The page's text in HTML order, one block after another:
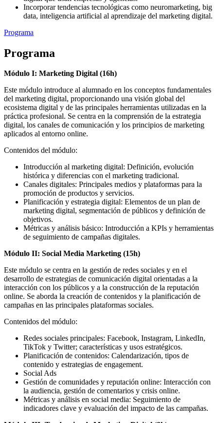
Incorporar tendencias tecnológicas como neuromarketing, big
data, inteligencia artificial al aprendizaje del marketing digital.
Programa
Programa
Módulo I: Marketing Digital (16h)
Este módulo introduce al alumnado en los conceptos fundamentales
del marketing digital, proporcionando una visión global del
ecosistema digital y de las principales herramientas utilizadas en la
práctica profesional. Se centra en la comprensión de la estrategia
digital, los canales de comunicación y los principios de marketing
aplicados al entorno online.
Contenidos del módulo:
Introducción al marketing digital: Definición, evolución
histórica y diferencias con el marketing tradicional.
Canales digitales: Principales medios y plataformas para la
promoción de productos y servicios.
Planificación y estrategia digital: Elementos de un plan de
marketing digital, segmentación de públicos y definición de
objetivos.
Métricas y análisis básico: Introducción a KPIs y herramientas
de seguimiento de campañas digitales.
Módulo II: Social Media Marketing (15h)
Este módulo se centra en la gestión de redes sociales y en el
desarrollo de estrategias de comunicación digital orientadas a la
interacción con los públicos y a la construcción de la reputación
online. Se aborda la creación de contenidos y la planificación de
campañas en las principales plataformas sociales.
Contenidos del módulo:
Redes sociales principales: Facebook, Instagram, LinkedIn,
TikTok y Twitter; características y usos estratégicos.
Planificación de contenidos: Calendarización, tipos de
contenido y estrategias de engagement.
Social Ads
Gestión de comunidades y reputación online: Interacción con
la audiencia, gestión de comentarios y crisis online.
Métricas y análisis en social media: Seguimiento de
indicadores clave y evaluación del impacto de las campañas.